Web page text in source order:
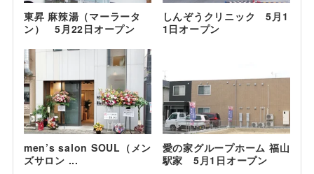
東昇 麻辣湯（マーラータ
ン） 5月22日オープン
しんぞうクリニック 5月1
1日オープン
men’s salon SOUL（メン
ズサロン ...
愛の家グループホーム 福山
駅家 5月1日オープン